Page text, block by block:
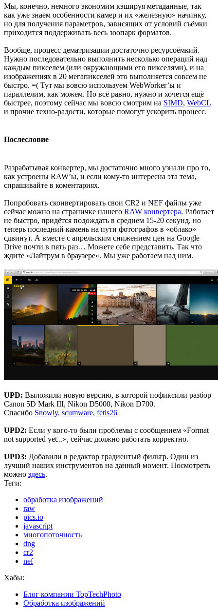
Мы, конечно, немного экономим кэшируя метаданные, так
как уже знаем особенности камер и их «железную» начинку,
но для получения параметров, зависящих от условий съёмки
приходится поддерживать весь зоопарк форматов.
Вообще, процесс дематризации достаточно ресурсоёмкий.
Нужно последовательно выполнить несколько операций над
каждым пикселем (или окружающими его пикселями), и на
изображениях в 20 мегапикселей это выполняется совсем не
быстро. =( Тут мы вовсю используем WebWorker’ы и
параллелим, как можем. Но всё равно, нужно и хочется ещё
быстрее, поэтому сейчас мы вовсю смотрим на SIMD, WebCL
и прочие техно-радости, которые помогут ускорить процесс.
Послесловие
Разрабатывая конвертер, мы достаточно много узнали про то,
как устроены RAW’ы, и если кому-то интересна эта тема,
спрашивайте в коментариях.
Попробовать сконвертировать свои CR2 и NEF файлы уже
сейчас можно на страничке нашего RAW конвертера. Работает
не быстро, придётся подождать в среднем 15-20 секунд, но
теперь последний камень на пути фотографов в «облако»
сдвинут. А вместе с апрельским снижением цен на Google
Drive почти в пять раз… Можете себе представить. Так что
ждите «Лайтрум в браузере». Мы уже работаем над ним.
UPD: Выложили новую версию, в которой пофиксили разбор
Canon 5D Mark III, Nikon D5000, Nikon D700.
Спасибо Snowly, scumware, fetis26
UPD2: Если у кого-то были проблемы с сообщением «Format
not supported yet...», сейчас должно работать корректно.
UPD3: Добавили в редактор градиентый фильтр. Один из
лучший наших инструментов на данный момент. Посмотреть
можно здесь.
Теги:
обработка изображений
raw
pics.io
javascript
многопоточность
dng
cr2
nef
Хабы:
Блог компании TopTechPhoto
Обработка изображений